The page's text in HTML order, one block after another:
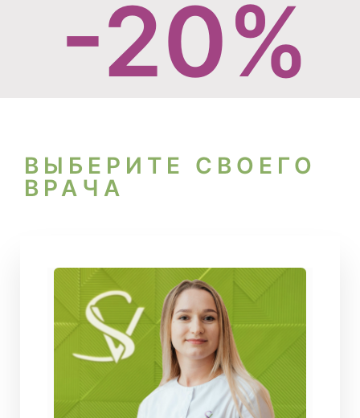
-20%
ВЫБЕРИТЕ СВОЕГО
ВРАЧА